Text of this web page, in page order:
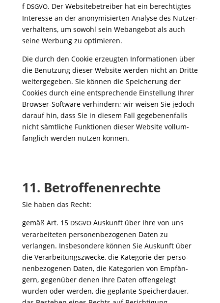
f DSGVO. Der Website­be­treiber hat ein berech­tigtes
Inter­esse an der anony­mi­sierten Analyse des Nutzer­
ver­hal­tens, um sowohl sein Weban­gebot als auch
seine Werbung zu optimieren.
Die durch den Cookie erzeugten Infor­ma­tionen über
die Benut­zung dieser Website werden nicht an Dritte
weiter­ge­geben. Sie können die Spei­che­rung der
Cookies durch eine entspre­chende Einstel­lung Ihrer
Browser-Soft­ware verhin­dern; wir weisen Sie jedoch
darauf hin, dass Sie in diesem Fall gege­be­nen­falls
nicht sämt­liche Funk­tionen dieser Website voll­um­
fäng­lich werden nutzen können.
11. Betroffenenrechte
Sie haben das Recht:
gemäß Art. 15 DSGVOAuskunft über Ihre von uns
verar­bei­teten perso­nen­be­zo­genen Daten zu
verlangen. Insbe­son­dere können Sie Auskunft über
die Verar­bei­tungs­zwecke, die Kate­gorie der perso­
nen­be­zo­genen Daten, die Kate­go­rien von Empfän­
gern, gegen­über denen Ihre Daten offen­ge­legt
wurden oder werden, die geplante Spei­cher­dauer,